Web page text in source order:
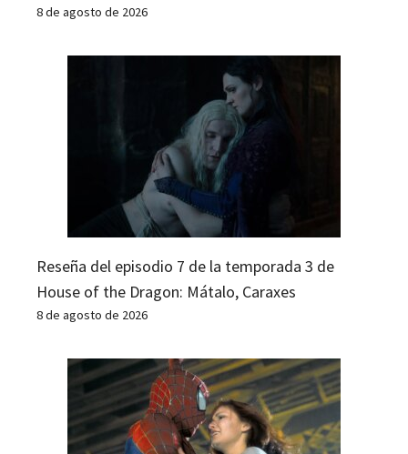
8 de agosto de 2026
Reseña del episodio 7 de la temporada 3 de
House of the Dragon: Mátalo, Caraxes
8 de agosto de 2026